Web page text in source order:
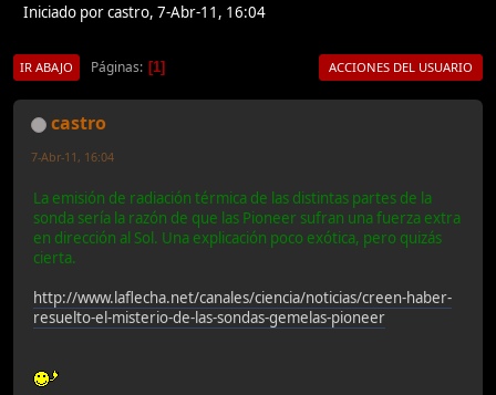
Iniciado por castro, 7-Abr-11, 16:04
IR ABAJO Páginas 1 ACCIONES DEL USUARIO
castro
7-Abr-11, 16:04
La emisión de radiación térmica de las distintas partes de la
sonda sería la razón de que las Pioneer sufran una fuerza extra
en dirección al Sol. Una explicación poco exótica, pero quizás
cierta.
http://www.laflecha.net/canales/ciencia/noticias/creen-haber-
resuelto-el-misterio-de-las-sondas-gemelas-pioneer